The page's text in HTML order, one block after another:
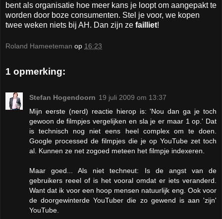
bent als organisatie hoe meer kans je loopt om aangepakt te
worden door boze consumenten. Stel je voor, we kopen
twee weken niets bij AH. Dan zijn ze failliet!
Roland Hameeteman op 16:23
1 opmerking:
Stefan Hogendoorn 19 juli 2009 om 13:37
Mijn eerste (nerd) reactie hierop is: 'Nou dan ga je toch
gewoon de filmpjes vergelijken en sla je er maar 1 op.' Dat
is technisch nog niet eens heel complex om te doen.
Google processed de filmpjes die je op YouTube zet toch
al. Kunnen ze net zogoed meteen het filmpje indexeren.
Maar goed... Als niet techneut: Is de angst van de
gebruikers reeel of is het vooral omdat er iets veranderd.
Want dat ik voor een hoop mensen natuurlijk eng. Ook voor
de doorgewinterde YouTuber die zo gewend is aan 'zijn'
YouTube.